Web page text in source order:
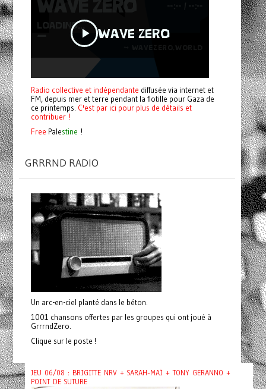
Radio collective et indépendante diffusée via internet et
FM, depuis mer et terre pendant la flotille pour Gaza de
ce printemps. C'est par ici pour plus de détails et
contribuer !
Free Palestine !
GRRRND RADIO
Un arc-en-ciel planté dans le béton.
1001 chansons offertes par les groupes qui ont joué à
GrrrndZero.
Clique sur le poste !
JEU 06/08 : BRIGITTE NRV + SARAH-MAÏ + TONY GERANNO +
POINT DE SUTURE